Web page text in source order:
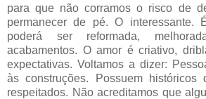
para que não corramos o risco de
permanecer de pé. O interessante.
poderá ser reformada,
acabamentos. O amor é criativo,
expectativas. Voltamos a dizer:
às construções. Possuem históricos
respeitados. Não acreditamos que